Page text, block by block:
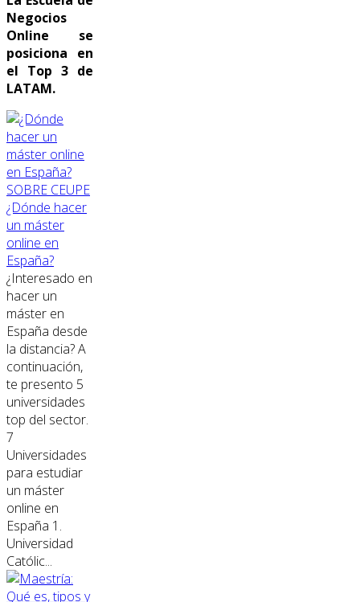
Negocios
Online se
posiciona en
el Top 3 de
LATAM.
SOBRE CEUPE
¿Dónde hacer
un máster
online en
España?
¿Interesado en
hacer un
máster en
España desde
la distancia? A
continuación,
te presento 5
universidades
top del sector.
7
Universidades
para estudiar
un máster
online en
España 1.
Universidad
Católic...